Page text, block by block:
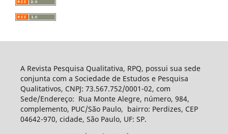
A Revista Pesquisa Qualitativa, RPQ, possui sua sede
conjunta com a Sociedade de Estudos e Pesquisa
Qualitativos, CNPJ: 73.567.752/0001-02, com
Sede/Endereço: Rua Monte Alegre, número, 984,
complemento, PUC/São Paulo, bairro: Perdizes, CEP
04642-970, cidade, São Paulo, UF: SP.